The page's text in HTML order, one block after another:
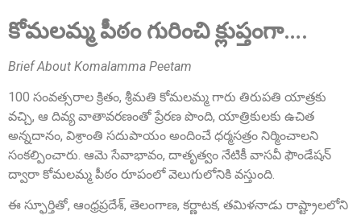
Sri Anna Ranganayakulu
కోమలమ్మ పీఠం గురించి క్లుప్తంగా….
Brief About Komalamma Peetam
100 సంవత్సరాల క్రితం, శ్రీమతి కోమలమ్మ గారు తిరుపతి యాత్రకు
వచ్చి, ఆ దివ్య వాతావరణంతో ప్రేరణ పొంది, యాత్రికులకు ఉచిత
అన్నదానం, విశ్రాంతి సదుపాయం అందించే ధర్మసత్రం నిర్మించాలని
సంకల్పించారు. ఆమె సేవాభావం, దాతృత్వం నేటికీ వాసవీ ఫౌండేషన్
ద్వారా కోమలమ్మ పీఠం రూపంలో వెలుగులోనికి వస్తుంది.
ఈ స్ఫూర్తితో, ఆంధ్రప్రదేశ్, తెలంగాణ, కర్ణాటక, తమిళనాడు రాష్ట్రాలలోని